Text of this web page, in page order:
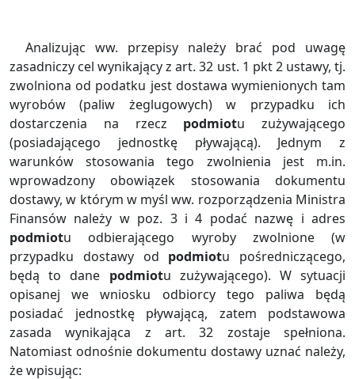
Analizując ww. przepisy należy brać pod uwagę
zasadniczy cel wynikający z art. 32 ust. 1 pkt 2 ustawy, tj.
zwolniona od podatku jest dostawa wymienionych tam
wyrobów (paliw żeglugowych) w przypadku ich
dostarczenia na rzecz podmiotu zużywającego
(posiadającego jednostkę pływającą). Jednym z
warunków stosowania tego zwolnienia jest m.in.
wprowadzony obowiązek stosowania dokumentu
dostawy, w którym w myśl ww. rozporządzenia Ministra
Finansów należy w poz. 3 i 4 podać nazwę i adres
podmiotu odbierającego wyroby zwolnione (w
przypadku dostawy od podmiotu pośredniczącego,
będą to dane podmiotu zużywającego). W sytuacji
opisanej we wniosku odbiorcy tego paliwa będą
posiadać jednostkę pływającą, zatem podstawowa
zasada wynikająca z art. 32 zostaje spełniona.
Natomiast odnośnie dokumentu dostawy uznać należy,
że wpisując: